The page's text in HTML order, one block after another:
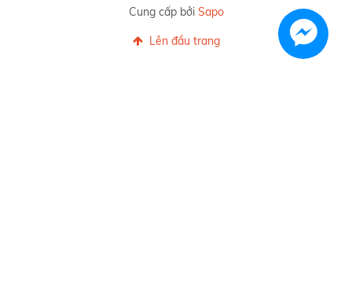
Cung cấp bởi Sapo
Lên đầu trang